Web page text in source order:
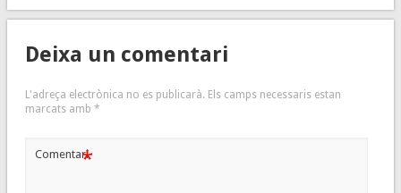
Deixa un comentari
L'adreça electrònica no es publicarà. Els camps necessaris estan
marcats amb *
Comentari*